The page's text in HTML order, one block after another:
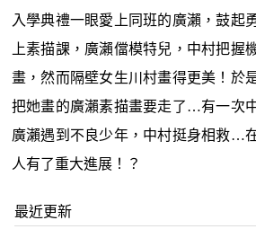
入學典禮一眼愛上同班的廣瀨，鼓起
上素描課，廣瀨儅模特兒，中村把握
畫，然而隔壁女生川村畫得更美！於
把她畫的廣瀨素描畫要走了…有一次
廣瀨遇到不良少年，中村挺身相救…
人有了重大進展！？
最近更新